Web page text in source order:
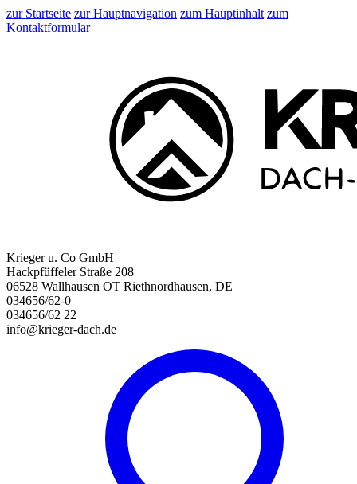
zur Startseite zur Hauptnavigation zum Hauptinhalt zum
Kontaktformular
Krieger u. Co GmbH
Hackpfüffeler Straße 208
06528 Wallhausen OT Riethnordhausen, DE
034656/62-0
034656/62 22
info@krieger-dach.de